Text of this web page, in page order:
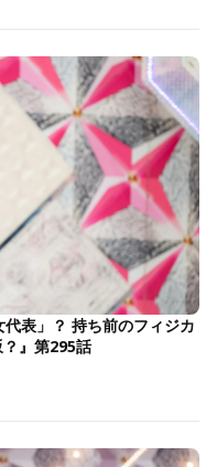
表」？ 持ち前のフィジカ
』第295話